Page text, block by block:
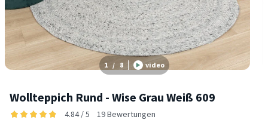
1 / 8 video
Wollteppich Rund - Wise Grau Weiß 609
4.84 / 5 19 Bewertungen